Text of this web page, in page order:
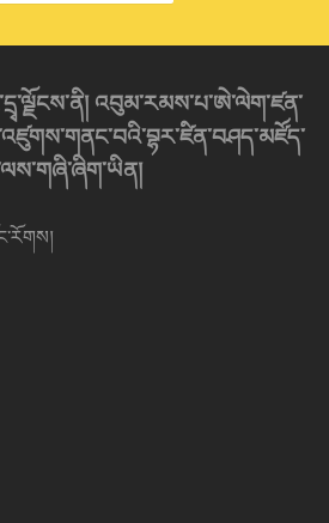
འབུམ་རམས་པ་ཨེ་ལེག་ཛན་